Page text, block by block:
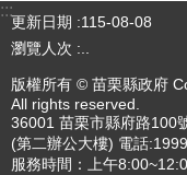
:::
更新日期
115-08-08
瀏覽人次
版權所有 © 苗栗縣政府
All rights reserved.
36001 苗栗市縣府路100
(第二辦公大樓) 電話
服務時間：上午